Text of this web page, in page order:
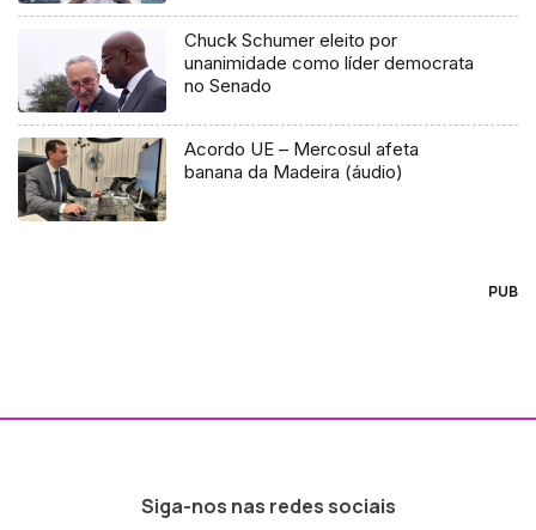
Chuck Schumer eleito por
unanimidade como líder democrata
no Senado
Acordo UE – Mercosul afeta
banana da Madeira (áudio)
PUB
Siga-nos nas redes sociais